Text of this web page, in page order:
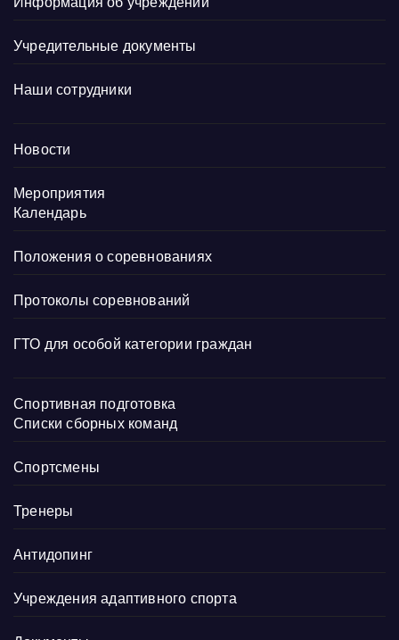
Учредительные документы
Наши сотрудники
Новости
Мероприятия
Календарь
Положения о соревнованиях
Протоколы соревнований
ГТО для особой категории граждан
Спортивная подготовка
Списки сборных команд
Спортсмены
Тренеры
Антидопинг
Учреждения адаптивного спорта